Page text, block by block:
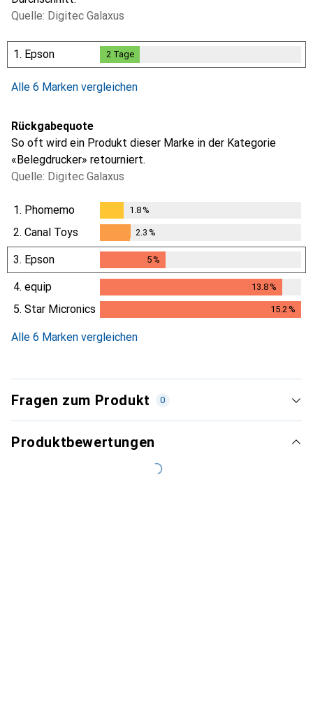
Quelle: Digitec Galaxus
1. Epson 2 Tage
Alle 6 Marken vergleichen
Rückgabequote
So oft wird ein Produkt dieser Marke in der Kategorie
«Belegdrucker» retourniert.
Quelle: Digitec Galaxus
1. Phomemo
1.8%
1.8%
2. Canal Toys
2.3%
2.3 %
3. Epson 5%
4. equip 13.8%
13.8%
5. Star Micronics 15.2 %
Alle 6 Marken vergleichen
Fragen zum Produkt 0
Produktbewertungen